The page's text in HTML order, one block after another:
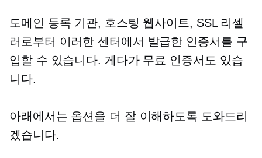
도메인 등록 기관, 호스팅 웹사이트, SSL 리셀
러로부터 이러한 센터에서 발급한 인증서를 구
입할 수 있습니다. 게다가 무료 인증서도 있습
니다.
아래에서는 옵션을 더 잘 이해하도록 도와드리
겠습니다.